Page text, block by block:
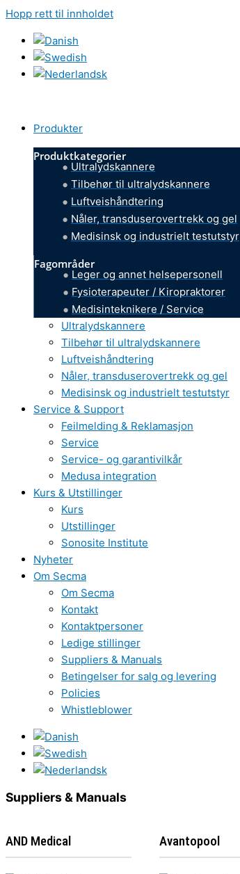
Hopp rett til innholdet
Produkter
Produktkategorier
Ultralydskannere
Tilbehør til ultralydskannere
Luftveishåndtering
Nåler, transduserovertrekk og gel
Medisinsk og industrielt testutstyr
Fagområder
Leger og annet helsepersonell
Fysioterapeuter / Kiropraktorer
Medisinteknikere / Service
Ultralydskannere
Tilbehør til ultralydskannere
Luftveishåndtering
Nåler, transduserovertrekk og gel
Medisinsk og industrielt testutstyr
Service & Support
Feilmelding & Reklamasjon
Service
Service- og garantivilkår
Medusa integration
Kurs & Utstillinger
Kurs
Utstillinger
Sonosite Institute
Nyheter
Om Secma
Om Secma
Kontakt
Kontaktpersoner
Ledige stillinger
Suppliers & Manuals
Betingelser for salg og levering
Policies
Whistleblower
Suppliers & Manuals
AND Medical Avantopool